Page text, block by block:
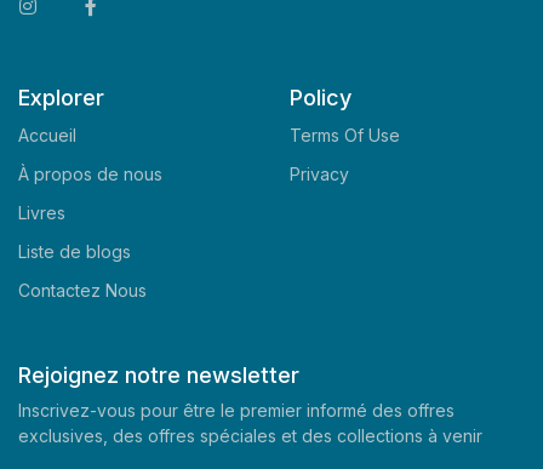
Explorer
Accueil
À propos de nous
Livres
Liste de blogs
Contactez Nous
Policy
Terms Of Use
Privacy
Rejoignez notre newsletter
Inscrivez-vous pour être le premier informé des offres
exclusives, des offres spéciales et des collections à venir